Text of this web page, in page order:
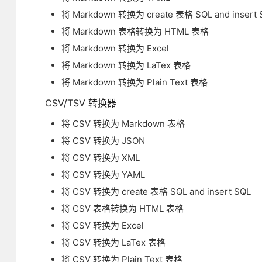
将 Markdown 转换为 create 表格 SQL and insert
将 Markdown 表格转换为 HTML 表格
将 Markdown 转换为 Excel
将 Markdown 转换为 LaTex 表格
将 Markdown 转换为 Plain Text 表格
CSV/TSV 转换器
将 CSV 转换为 Markdown 表格
将 CSV 转换为 JSON
将 CSV 转换为 XML
将 CSV 转换为 YAML
将 CSV 转换为 create 表格 SQL and insert SQL
将 CSV 表格转换为 HTML 表格
将 CSV 转换为 Excel
将 CSV 转换为 LaTex 表格
将 CSV 转换为 Plain Text 表格